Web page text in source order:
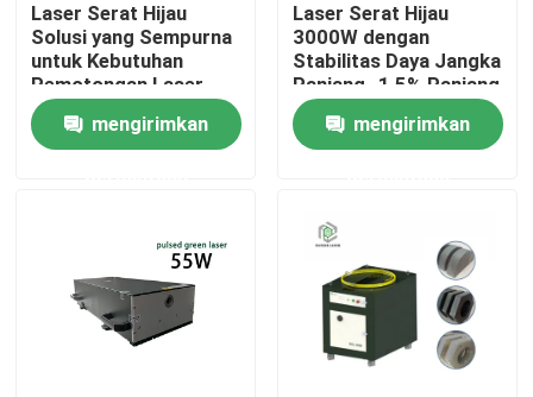
Rumah
Video
Laser Serat Hijau
Solusi yang Sempurna
untuk Kebutuhan
Pemotongan Laser
Bisnis Anda
mengirimkan
Laser Serat Hijau
3000W dengan
Stabilitas Daya Jangka
Panjang -1,5% Panjang
Gelombang 1064nm
untuk Pabrik
Manufaktur
mengirimkan